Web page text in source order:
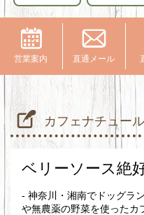
営業案内 直通メール
カフェナチュー
ベリーソース絶
- 神奈川・湘南でドッグラ
や無農薬の野菜を使ったカ